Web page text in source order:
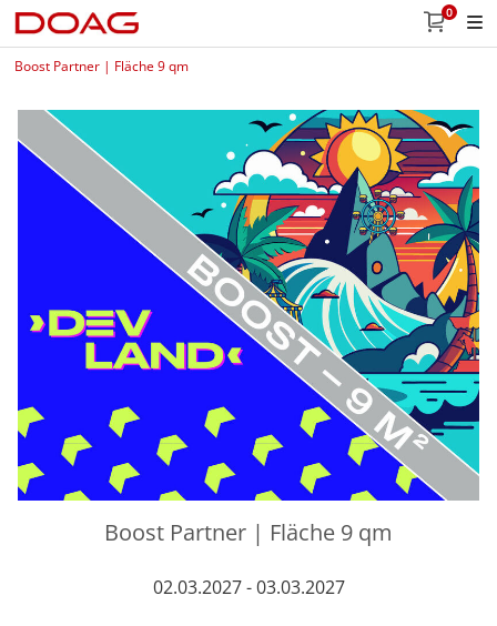
0
Boost Partner | Fläche 9 qm
Boost Partner | Fläche 9 qm
02.03.2027 - 03.03.2027